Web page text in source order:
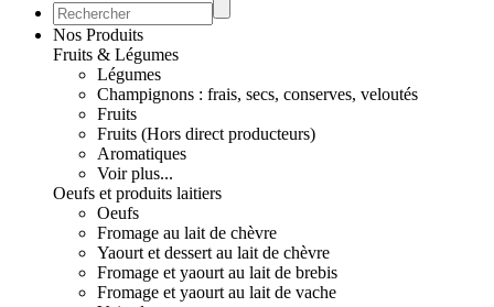
Nos Produits
Fruits & Légumes
Légumes
Champignons : frais, secs, conserves, veloutés
Fruits
Fruits (Hors direct producteurs)
Aromatiques
Voir plus...
Oeufs et produits laitiers
Oeufs
Fromage au lait de chèvre
Yaourt et dessert au lait de chèvre
Fromage et yaourt au lait de brebis
Fromage et yaourt au lait de vache